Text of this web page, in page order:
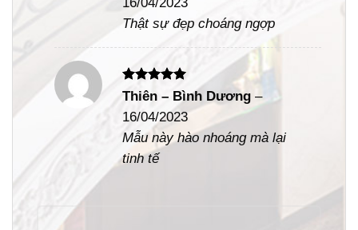
sao
16/04/2023
Thật sự đẹp choáng ngợp
Được xếp
sao
Thiên – Bình Dương–
16/04/2023
Mẫu này hào nhoáng mà lại
tinh tế